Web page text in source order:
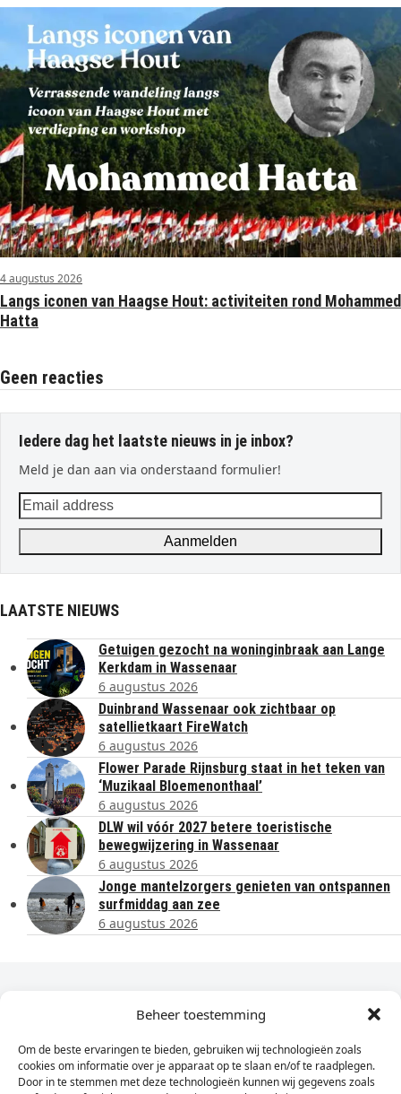
Beheer toestemming
Om de beste ervaringen te bieden, gebruiken wij technologieën zoals
cookies om informatie over je apparaat op te slaan en/of te raadplegen.
Door in te stemmen met deze technologieën kunnen wij gegevens zoals
4 augustus 2026
Langs iconen van Haagse Hout: activiteiten rond Mohammed
Hatta
Geen reacties
Iedere dag het laatste nieuws in je inbox?
Meld je dan aan via onderstaand formulier!
Email
address
Aanmelden
LAATSTE NIEUWS
Getuigen gezocht na woninginbraak aan Lange
Kerkdam in Wassenaar
6 augustus 2026
Duinbrand Wassenaar ook zichtbaar op
satellietkaart FireWatch
6 augustus 2026
Flower Parade Rijnsburg staat in het teken van
‘Muzikaal Bloemenonthaal’
6 augustus 2026
DLW wil vóór 2027 betere toeristische
bewegwijzering in Wassenaar
6 augustus 2026
Jonge mantelzorgers genieten van ontspannen
surfmiddag aan zee
6 augustus 2026
Dagelijks het laatste nieuws in je e-mail?
Vul
hier